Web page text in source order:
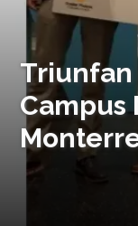
Triunfan
Campus